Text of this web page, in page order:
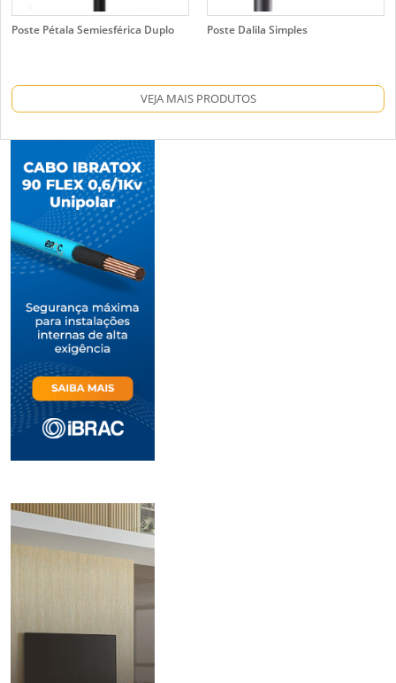
Poste Pétala Semiesférica Duplo Poste Dalila Simples
VEJA MAIS PRODUTOS